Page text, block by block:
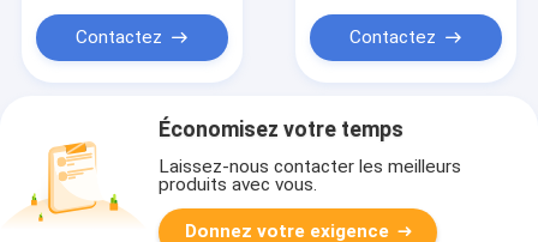
Contactez Contactez
Économisez votre temps
Laissez-nous contacter les meilleurs
produits avec vous.
Donnez votre exigence